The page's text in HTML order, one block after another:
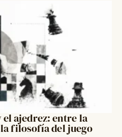
el ajedrez: entre la
filosofía del juego